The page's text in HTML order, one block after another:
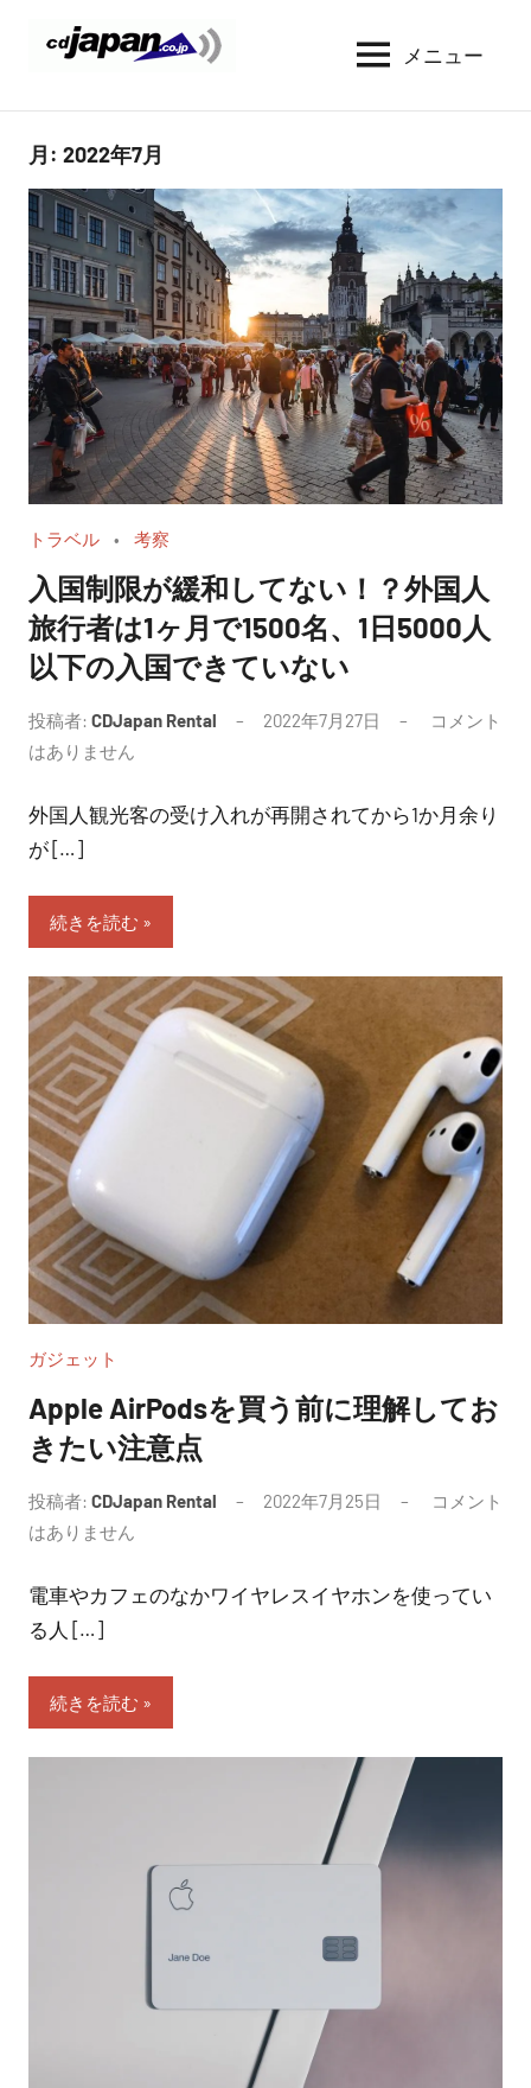
ン
CDJapan
Rental
レ
ン
タ
ル
情
報
と
察
メニュー
月: 2022年7月
トラベル 考察
入国制限が緩和してない！？外国人
旅行者は1ヶ月で1500名、1日5000人
以下の入国できていない
投稿者: CDJapan Rental 2022年7月27日
コメント
はありません
外国人観光客の受け入れが再開されてから1か月余り
が […]
続きを読む
ガジェット
Apple AirPodsを買う前に理解してお
きたい注意点
投稿者: CDJapan Rental 2022年7月25日
コメント
はありません
電車やカフェのなかワイヤレスイヤホンを使ってい
る人 […]
続きを読む